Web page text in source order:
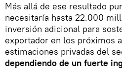
Más allá de ese resultado
necesitaría hasta 22.000
inversión adicional para
exportador en los próximos
estimaciones privadas del
dependiendo de un fuerte